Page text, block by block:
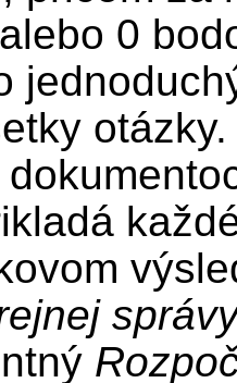
0